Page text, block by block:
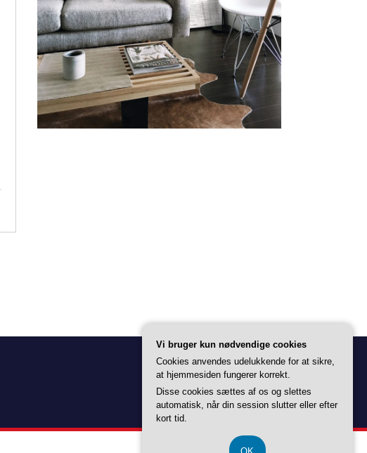
Vi bruger kun nødvendige cookies
Cookies anvendes udelukkende for at sikre,
at hjemmesiden fungerer korrekt.
Disse cookies sættes af os og slettes
automatisk, når din session slutter eller efter
kort tid.